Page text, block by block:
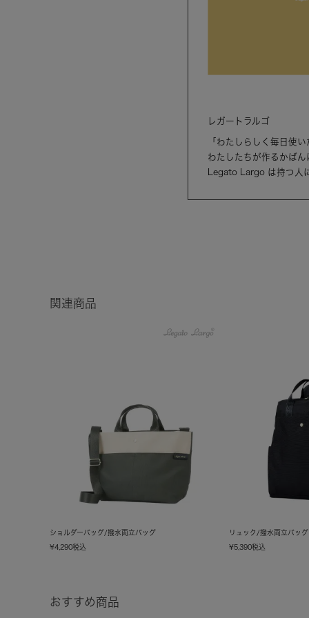
レガートラルゴ
「わたしらしく毎日使
わたしたちが作るかば
Legato Largo は持つ人
関連商品
ショルダーバッグ/撥水両立バッグ
¥4,290税込
リュック/撥水両立バッグ
¥5,390税込
おすすめ商品